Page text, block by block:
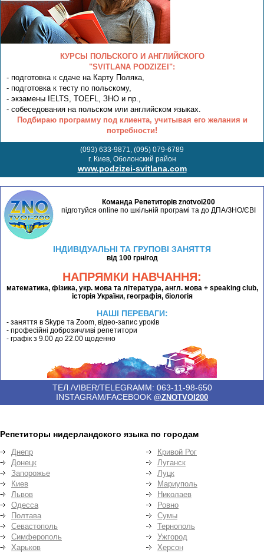
КУРСЫ ПОЛЬСКОГО И АНГЛИЙСКОГО
"SVITLANA PODZIZEI":
- подготовка к сдаче на Карту Поляка,
- подготовка к тесту по польскому,
- экзамены IELTS, TOEFL, ЗНО и пр.,
- собеседования на польском или английском языках.
Подбираю программу под клиента, учитывая его желания и
потребности!
(093) 633-9871, (095) 079-6789
г. Киев, Оболонский район
www.podzizei-svitlana.com
Команда Репетиторів znotvoi200
підготуйся online по шкільній програмі та до ДПА/ЗНО/ЄВІ
ІНДИВІДУАЛЬНІ ТА ГРУПОВІ ЗАНЯТТЯ
від 100 грн/год
НАПРЯМКИ НАВЧАННЯ:
математика, фізика, укр. мова та література, англ. мова + speaking club,
історія України, географія, біологія
НАШІ ПЕРЕВАГИ:
- заняття в Skype та Zoom, відео-запис уроків
- професійні доброзичливі репетитори
- графік з 9.00 до 22.00 щоденно
ТЕЛ./VIBER/TELEGRAMM: 063-11-98-650
INSTAGRAM/FACEBOOK @ZNOTVOI200
Репетиторы нидерландского языка по городам
Днепр
Донецк
Запорожье
Киев
Львов
Одесса
Полтава
Севастополь
Симферополь
Харьков
Кривой Рог
Луганск
Луцк
Мариуполь
Николаев
Ровно
Сумы
Тернополь
Ужгород
Херсон